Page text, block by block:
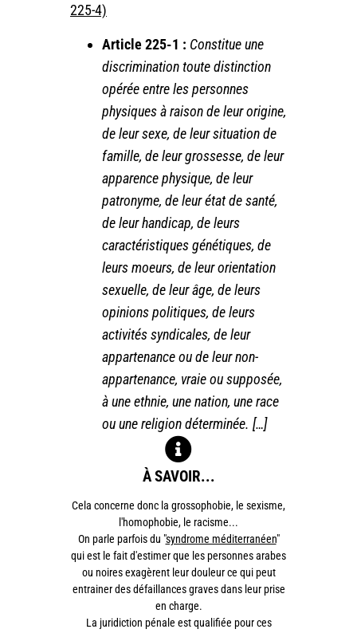
225-4)
Article 225-1 : Constitue une
discrimination toute distinction
opérée entre les personnes
physiques à raison de leur origine,
de leur sexe, de leur situation de
famille, de leur grossesse, de leur
apparence physique, de leur
patronyme, de leur état de santé,
de leur handicap, de leurs
caractéristiques génétiques, de
leurs moeurs, de leur orientation
sexuelle, de leur âge, de leurs
opinions politiques, de leurs
activités syndicales, de leur
appartenance ou de leur non-
appartenance, vraie ou supposée,
à une ethnie, une nation, une race
ou une religion déterminée. […]
À SAVOIR...
Cela concerne donc la grossophobie, le sexisme,
l'homophobie, le racisme...
On parle parfois du "syndrome méditerranéen"
qui est le fait d'estimer que les personnes arabes
ou noires exagèrent leur douleur ce qui peut
entrainer des défaillances graves dans leur prise
en charge.
La juridiction pénale est qualifiée pour ces